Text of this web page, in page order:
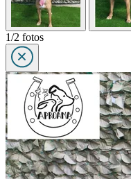
1/2 fotos